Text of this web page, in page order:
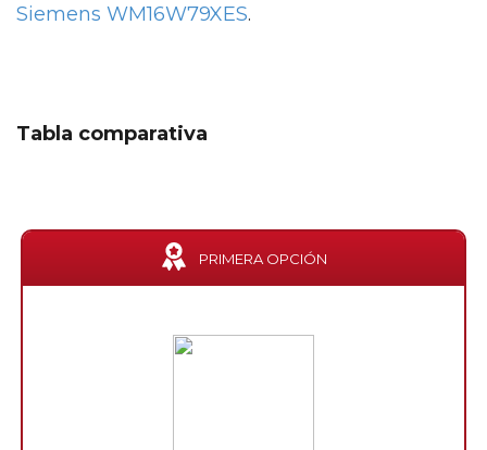
Siemens WM16W79XES.
Tabla comparativa
PRIMERA OPCIÓN